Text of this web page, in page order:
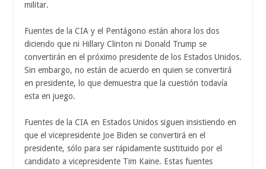
militar.
Fuentes de la CIA y el Pentágono están ahora los dos
diciendo que ni Hillary Clinton ni Donald Trump se
convertirán en el próximo presidente de los Estados Unidos.
Sin embargo, no están de acuerdo en quien se convertirá
en presidente, lo que demuestra que la cuestión todavía
esta en juego.
Fuentes de la CIA en Estados Unidos siguen insistiendo en
que el vicepresidente Joe Biden se convertirá en el
presidente, sólo para ser rápidamente sustituido por el
candidato a vicepresidente Tim Kaine. Estas fuentes